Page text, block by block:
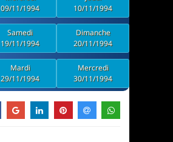
09/11/1994
10/11/1994
Samedi
19/11/1994
Dimanche
20/11/1994
Mardi
29/11/1994
Mercredi
30/11/1994